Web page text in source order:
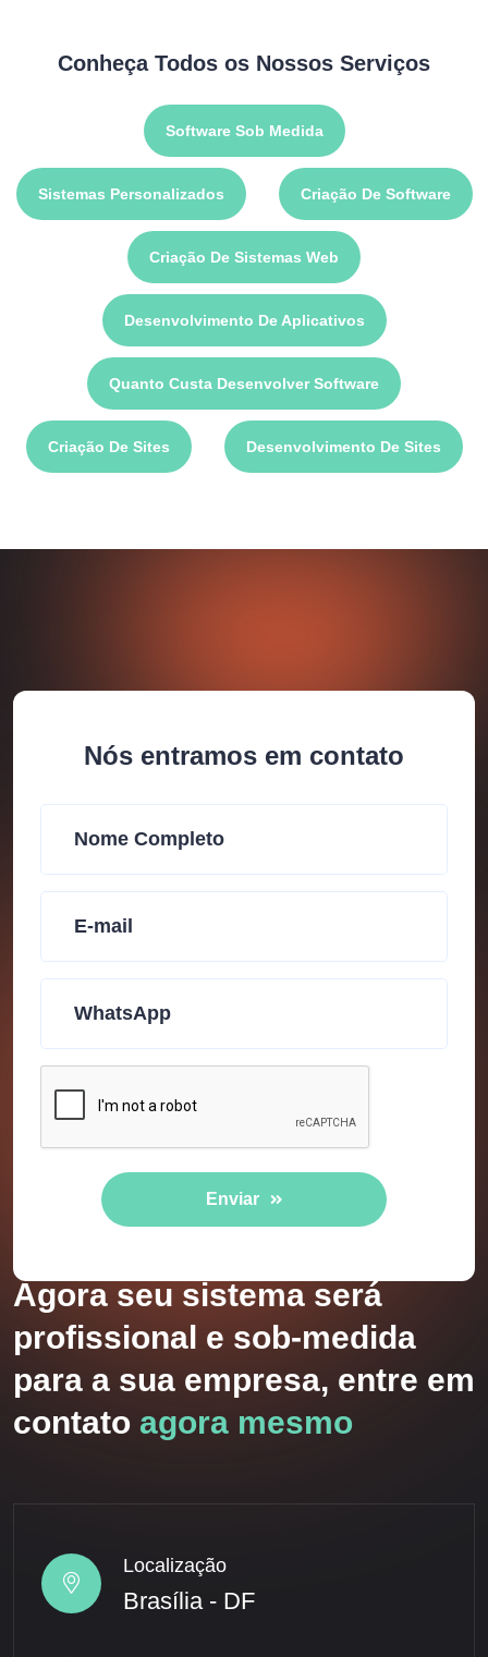
Conheça Todos os Nossos Serviços
Software Sob Medida
Sistemas Personalizados Criação De Software
Criação De Sistemas Web
Desenvolvimento De Aplicativos
Quanto Custa Desenvolver Software
Criação De Sites Desenvolvimento De Sites
Nós entramos em contato
Enviar
Agora seu sistema será
profissional e sob-medida
para a sua empresa, entre em
contato agora mesmo
Localização
Brasília - DF